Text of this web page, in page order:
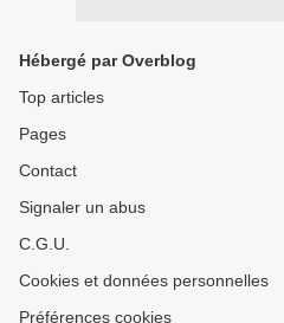
Hébergé par Overblog
Top articles
Pages
Contact
Signaler un abus
C.G.U.
Cookies et données personnelles
Préférences cookies